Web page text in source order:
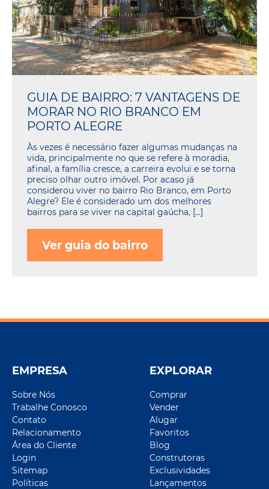
GUIA DE BAIRRO: 7 VANTAGENS DE
MORAR NO RIO BRANCO EM
PORTO ALEGRE
Às vezes é necessário fazer algumas mudanças na
vida, principalmente no que se refere à moradia,
afinal, a família cresce, a carreira evolui e se torna
preciso olhar outro imóvel. Por acaso já
considerou viver no bairro Rio Branco, em Porto
Alegre? Ele é considerado um dos melhores
bairros para se viver na capital gaúcha, […]
Ver guia do bairro
EMPRESA
Sobre Nós
Trabalhe Conosco
Contato
Relacionamento
Área do Cliente
Login
Sitemap
Políticas
EXPLORAR
Comprar
Vender
Alugar
Favoritos
Blog
Construtoras
Exclusividades
Lançamentos